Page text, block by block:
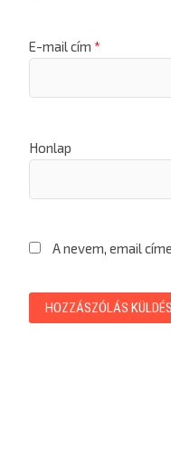
E-mail cím *
Honlap
A nevem, email